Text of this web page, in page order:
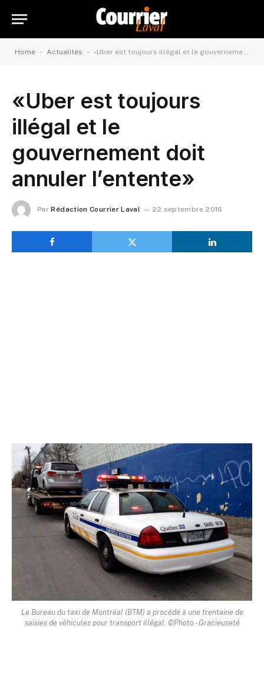
Home - Actualités - «Uber est toujours illégal et le gouvernement doit annuler l’entente»
«Uber est toujours
illégal et le
gouvernement doit
annuler l’entente»
Par Rédaction Courrier Laval 22 septembre 2016
Le Bureau du taxi de Montréal (BTM) a procédé à une trentaine de
saisies de véhicules pour transport illégal. ©Photo - Gracieuseté